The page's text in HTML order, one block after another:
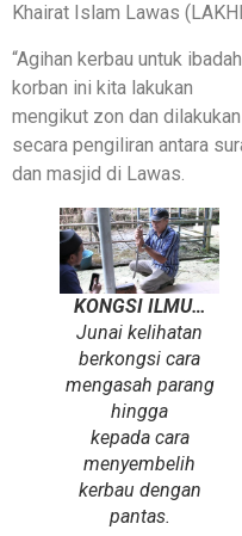
Khairat Islam Lawas
“Agihan kerbau untuk ibadah
korban ini kita lakukan
mengikut zon dan dilakukan
secara pengiliran antara
dan masjid di Lawas.
KONGSI ILMU…
Junai kelihatan
berkongsi cara
mengasah parang
hingga
kepada cara
menyembelih
kerbau dengan
pantas.